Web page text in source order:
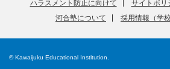
ハラスメント防止に向けて
サイトポリ
河合塾について
採用情報（学
© Kawaijuku Educational Institution.